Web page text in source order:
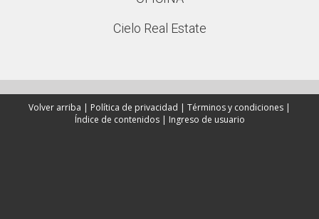
Cielo Real Estate
Volver arriba | Política de privacidad | Términos y condiciones |
Índice de contenidos| Ingreso de usuario